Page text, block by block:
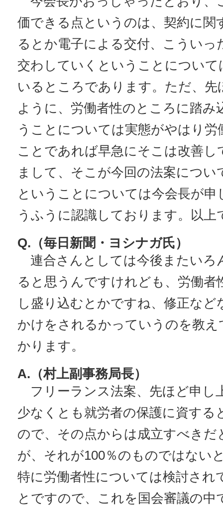
価できる点というのは、契約に関
るとか電子による交付、こういっ
交わしていくということについて
いるところであります。ただ、
ように、労働者性のところに踏み
うことについては実態がやはり労
ことであれば早急にそこは改善
まして、そこが今回の法案につい
ということについては今会長が
うふうに認識しております。以上
Q.（毎日新聞・ヨシナガ氏）
連合さんとしては今後またいろ
ると思うんですけれども、労働者
し盛り込むとかですね、修正など
かけをされるかっていうのを教
かります。
A.（村上副事務局長）
フリーランス法案、先ほど申し
少なくとも就労者の保護に資する
ので、その点からは成立すべきだ
が、それが100％のものではない
特に労働者性については検討され
とですので、これを国会審議の中